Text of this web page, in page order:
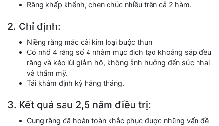
Răng khấp khểnh, chen chúc nhiều trên cả 2 hàm.
2. Chỉ định:
Niềng răng mắc cài kim loại buộc thun.
Có nhổ 4 răng số 4 nhằm mục đích tạo khoảng sắp đều
răng và kéo lùi giảm hô, không ảnh hưởng đến sức nhai
và thẩm mỹ.
Tái khám định kỳ hằng tháng.
3. Kết quả sau 2,5 năm điều trị:
Cung răng đã hoàn toàn khắc phục được những vấn đề